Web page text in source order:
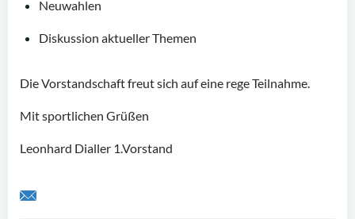
Neuwahlen
Diskussion aktueller Themen
Die Vorstandschaft freut sich auf eine rege Teilnahme.
Mit sportlichen Grüßen
Leonhard Dialler 1.Vorstand
Share by Email